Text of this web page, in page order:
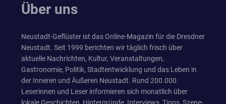
Über uns
Neustadt-Geflüster ist das Online-Magazin für die Dresdner
Neustadt. Seit 1999 berichten wir täglich frisch über
aktuelle Nachrichten, Kultur, Veranstaltungen,
Gastronomie, Politik, Stadtentwicklung und das Leben in
der Inneren und Äußeren Neustadt. Rund 200.000
Leserinnen und Leser informieren sich monatlich über